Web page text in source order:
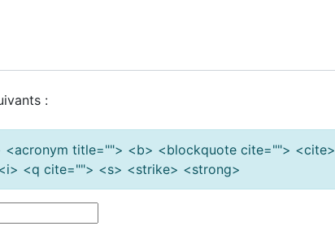
:
title=""> <b> <blockquote cite=""> <cite>
<q cite=""> <s> <strike> <strong>